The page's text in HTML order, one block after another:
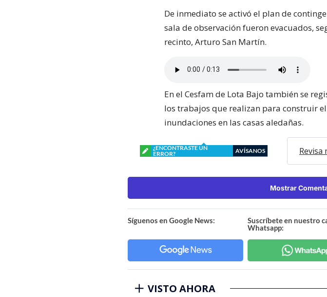
De inmediato se activó el plan de
sala de observación fueron evacuados,
recinto, Arturo San Martín.
En el Cesfam de Lota Bajo también se
los trabajos que realizan para construir
inundaciones en las casas aledañas.
¿ENCONTRASTE UN
ERROR?
AVÍSANOS Revisa
Mostrar
Síguenos en Google News:
Suscríbete en nuestro
Whatsapp:
VISTO AHORA